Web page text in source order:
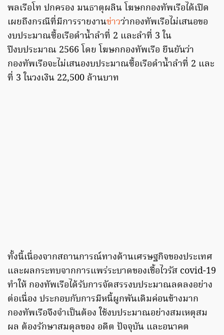
พลเรือโท ปกครอง มนธาตุผลิน โฆษกกองทัพเรือได้เปิด
เผยถึงกรณีที่มีการรายงานข่าวว่ากองทัพเรือไม่เสนอขอ
งบประมาณซื้อเรือดำน้ำลำที่ 2 และลำที่ 3 ใน
ปีงบประมาณ 2566 โดย โฆษกกองทัพเรือ ยืนยันว่า
กองทัพเรือจะไม่เสนองบประมาณซื้อเรือดำน้ำลำที่ 2 และ
ที่ 3 ในวงเงิน 22,500 ล้านบาท
ทั้งนี้เนื่องจากสถานการณ์ทางด้านเศรษฐกิจของประเทศ
และผลกระทบจากการแพร่ระบาดของเชื้อไวรัส covid-19
ทำให้ กองทัพเรือได้รับการจัดสรรงบประมาณลดลงอย่าง
ต่อเนื่อง ประกอบกับการมีหนี้ผูกพันเดิมค่อนข้างมาก
กองทัพเรือจึงจำเป็นต้อง ใช้งบประมาณอย่างสมเหตุสม
ผล ต้องรักษาสมดุลของ อดีต ปัจจุบัน และอนาคต